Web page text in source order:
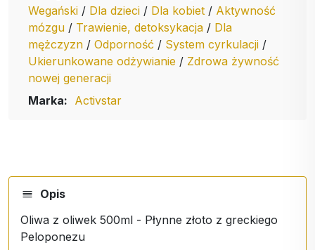
Wegański / Dla dzieci / Dla kobiet / Aktywność
mózgu / Trawienie, detoksykacja / Dla
mężczyzn / Odporność / System cyrkulacji /
Ukierunkowane odżywianie / Zdrowa żywność
nowej generacji
Marka: Activstar
Opis
Oliwa z oliwek 500ml - Płynne złoto z greckiego
Peloponezu